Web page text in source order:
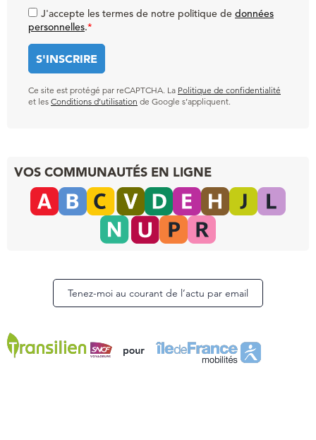
J'accepte les termes de notre politique de données
personnelles.*
Ce site est protégé par reCAPTCHA. La Politique de confidentialité
et les Conditions d’utilisation de Google s’appliquent.
VOS COMMUNAUTÉS EN LIGNE
Tenez-moi au courant de l’actu par email